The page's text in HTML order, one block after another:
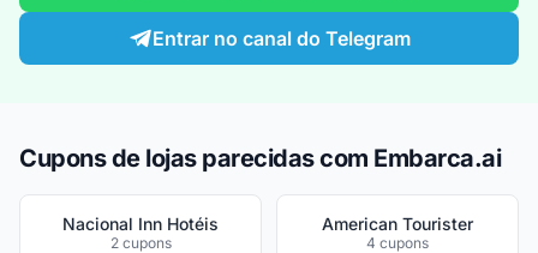
Entrar no canal do Telegram
Cupons de lojas parecidas com Embarca.ai
Nacional Inn Hotéis
2 cupons
American Tourister
4 cupons